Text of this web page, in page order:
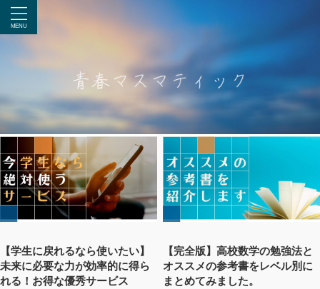
【学生に戻れるなら使いたい】
未来に必要な力が効率的に得ら
れる！お得な優秀サービス
【完全版】高校数学の勉強法と
オススメの参考書をレベル別に
まとめてみました。